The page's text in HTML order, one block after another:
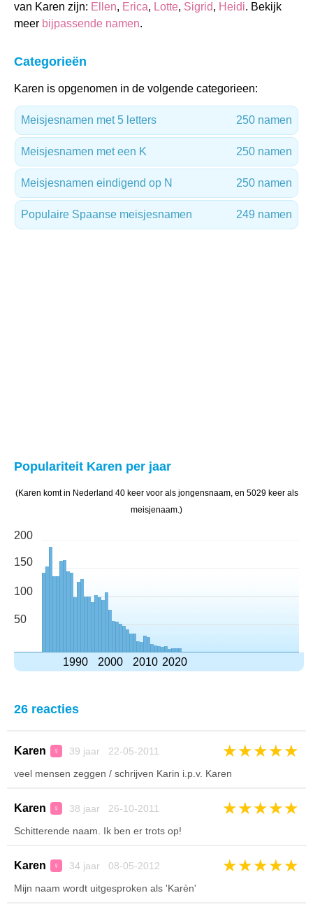
van Karen zijn: Ellen, Erica, Lotte, Sigrid, Heidi. Bekijk
meer bijpassende namen.
Categorieën
Karen is opgenomen in de volgende categorieen:
Meisjesnamen met 5 letters 250 namen
Meisjesnamen met een K 250 namen
Meisjesnamen eindigend op N 250 namen
Populaire Spaanse meisjesnamen 249 namen
Populariteit Karen per jaar
(Karen komt in Nederland 40 keer voor als jongensnaam, en 5029 keer als
meisjenaam.)
200
150
100
50
1990 2000 2010 2020
26 reacties
Karen ♀ 39 jaar 22-05-2011 ★★★★★
veel mensen zeggen / schrijven Karin i.p.v. Karen
Karen ♀ 38 jaar 26-10-2011 ★★★★★
Schitterende naam. Ik ben er trots op!
Karen ♀ 34 jaar 08-05-2012 ★★★★★
Mijn naam wordt uitgesproken als 'Karèn'